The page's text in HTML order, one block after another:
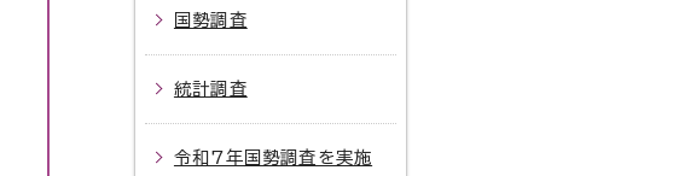
国勢調査
統計調査
令和7年国勢調査を実施